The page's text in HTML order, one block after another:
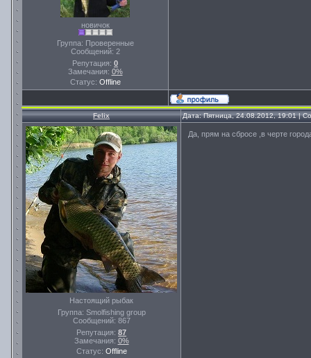
новичок
Группа: Проверенные
Сообщений: 2
Репутация: 0
Замечания: 0%
Статус: Offline
Felix Дата: Пятница, 24.08.2012, 19:01 |
Настоящий рыбак
Группа: Smolfishing group
Сообщений: 867
Репутация: 87
Замечания: 0%
Статус: Offline
Да, прям на сбросе ,в черте